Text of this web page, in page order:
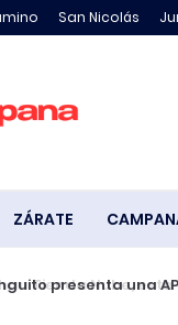
San Nicolás
ZÁRATE
presenta una